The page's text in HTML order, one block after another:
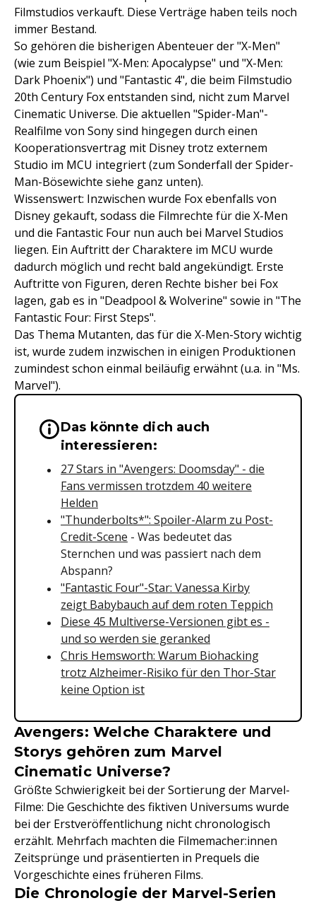
Filmstudios verkauft. Diese Verträge haben teils noch
immer Bestand.
So gehören die bisherigen Abenteuer der "X-Men"
(wie zum Beispiel "X-Men: Apocalypse" und "X-Men:
Dark Phoenix") und "Fantastic 4", die beim Filmstudio
20th Century Fox entstanden sind, nicht zum Marvel
Cinematic Universe. Die aktuellen "Spider-Man"-
Realfilme von Sony sind hingegen durch einen
Kooperationsvertrag mit Disney trotz externem
Studio im MCU integriert (zum Sonderfall der Spider-
Man-Bösewichte siehe ganz unten).
Wissenswert: Inzwischen wurde Fox ebenfalls von
Disney gekauft, sodass die Filmrechte für die X-Men
und die Fantastic Four nun auch bei Marvel Studios
liegen. Ein Auftritt der Charaktere im MCU wurde
dadurch möglich und recht bald angekündigt. Erste
Auftritte von Figuren, deren Rechte bisher bei Fox
lagen, gab es in "Deadpool & Wolverine" sowie in "The
Fantastic Four: First Steps".
Das Thema Mutanten, das für die X-Men-Story wichtig
ist, wurde zudem inzwischen in einigen Produktionen
zumindest schon einmal beiläufig erwähnt (u.a. in "Ms.
Marvel").
Wichtige Hinweise &
Das könnte dich auch
interessieren:
27 Stars in "Avengers: Doomsday" - die
Fans vermissen trotzdem 40 weitere
Helden
"Thunderbolts*": Spoiler-Alarm zu Post-
Credit-Scene - Was bedeutet das
Sternchen und was passiert nach dem
Abspann?
"Fantastic Four"-Star: Vanessa Kirby
zeigt Babybauch auf dem roten Teppich
Diese 45 Multiverse-Versionen gibt es -
und so werden sie geranked
Chris Hemsworth: Warum Biohacking
trotz Alzheimer-Risiko für den Thor-Star
keine Option ist
Avengers: Welche Charaktere und
Storys gehören zum Marvel
Cinematic Universe?
Größte Schwierigkeit bei der Sortierung der Marvel-
Filme: Die Geschichte des fiktiven Universums wurde
bei der Erstveröffentlichung nicht chronologisch
erzählt. Mehrfach machten die Filmemacher:innen
Zeitsprünge und präsentierten in Prequels die
Vorgeschichte eines früheren Films.
Die Chronologie der Marvel-Serien